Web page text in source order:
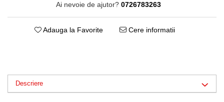
Ai nevoie de ajutor? 0726783263
Adauga la Favorite Cere informatii
Descriere